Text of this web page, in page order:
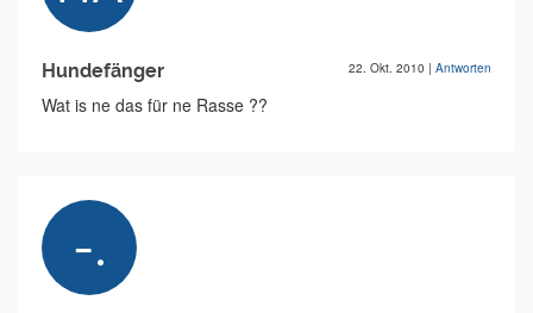
Hundefänger 22. Okt. 2010 | Antworten
Wat is ne das für ne Rasse ??